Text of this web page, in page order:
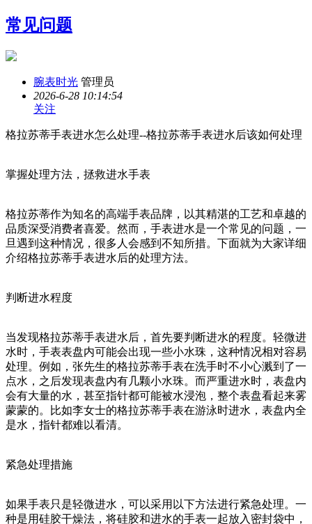
常见问题
腕表时光 管理员
2026-6-28 10:14:54
关注
格拉苏蒂手表进水怎么处理--格拉苏蒂手表进水后该如何处理
掌握处理方法，拯救进水手表
格拉苏蒂作为知名的高端手表品牌，以其精湛的工艺和卓越的
品质深受消费者喜爱。然而，手表进水是一个常见的问题，一
旦遇到这种情况，很多人会感到不知所措。下面就为大家详细
介绍格拉苏蒂手表进水后的处理方法。
判断进水程度
当发现格拉苏蒂手表进水后，首先要判断进水的程度。轻微进
水时，手表表盘内可能会出现一些小水珠，这种情况相对容易
处理。例如，张先生的格拉苏蒂手表在洗手时不小心溅到了一
点水，之后发现表盘内有几颗小水珠。而严重进水时，表盘内
会有大量的水，甚至指针都可能被水浸泡，整个表盘看起来雾
蒙蒙的。比如李女士的格拉苏蒂手表在游泳时进水，表盘内全
是水，指针都难以看清。
紧急处理措施
如果手表只是轻微进水，可以采用以下方法进行紧急处理。一
种是用硅胶干燥法，将硅胶和进水的手表一起放入密封袋中，